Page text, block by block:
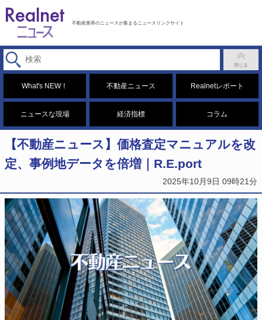
不動産業界のニュースが集まるニュースリンクサイト
What's NEW！ 不動産ニュース Realnetレポート
ニュースな現場 経済指標 コラム
【不動産ニュース】価格査定マニュアルを改
定、事例地データを倍増｜R.E.port
2025年10月9日 09時21分